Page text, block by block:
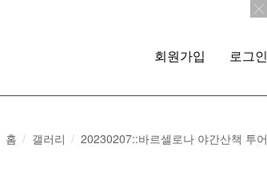
회원가입 로그인
홈 갤러리 20230207::바르셀로나 야간산책 투어